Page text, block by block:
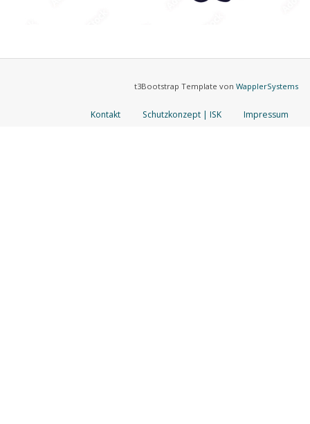
t3Bootstrap Template vonWapplerSystems
Kontakt Schutzkonzept | ISK Impressum